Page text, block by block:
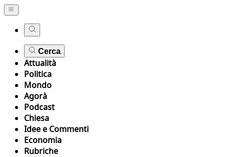
Cerca
Attualità
Politica
Mondo
Agorà
Podcast
Chiesa
Idee e Commenti
Economia
Rubriche